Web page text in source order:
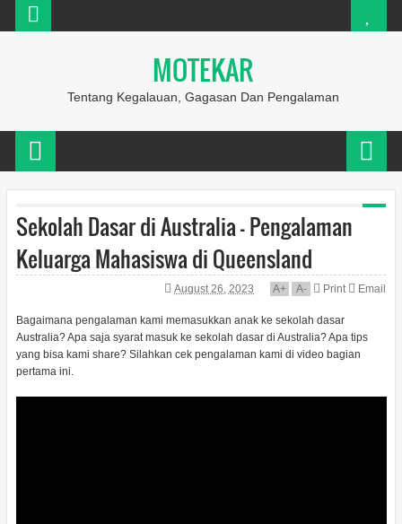
MOTEKAR
Tentang Kegalauan, Gagasan Dan Pengalaman
Sekolah Dasar di Australia - Pengalaman
Keluarga Mahasiswa di Queensland
August 26, 2023 A+ A- Print Email
Bagaimana pengalaman kami memasukkan anak ke sekolah dasar
Australia? Apa saja syarat masuk ke sekolah dasar di Australia? Apa tips
yang bisa kami share? Silahkan cek pengalaman kami di video bagian
pertama ini.